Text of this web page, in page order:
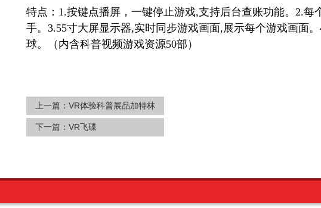
特点：1.按键点播屏，一键停止游戏,支持后台查账功能。2.
手。3.55寸大屏显示器,实时同步游戏画面,展示每个游戏画面
球。（内含科普视频游戏资源50部）
上一篇： VR体验科普展品加特林
下一篇： VR飞碟